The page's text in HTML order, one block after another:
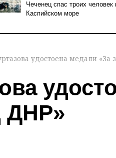
Чеченец спас троих человек
Каспийском море
удостоена медали «За
ДНР»